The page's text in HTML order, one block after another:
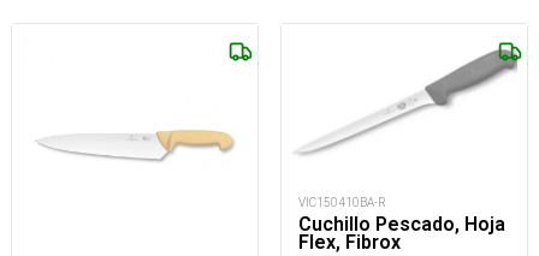
VIC150410BA-R
Cuchillo Pescado, Hoja
Flex, Fibrox